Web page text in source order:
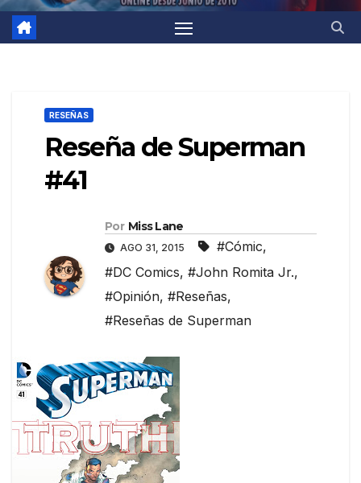
RESEÑAS
Reseña de Superman
#41
Por Miss Lane
AGO 31, 2015 #Cómic,
#DC Comics, #John Romita Jr.,
#Opinión, #Reseñas,
#Reseñas de Superman